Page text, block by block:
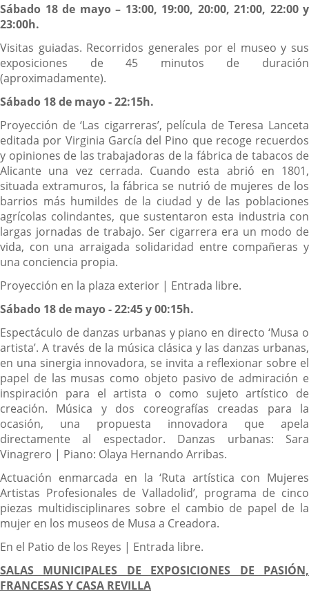
Sábado 18 de mayo – 13:00, 19:00, 20:00, 21:00, 22:00 y
23:00h.
Visitas guiadas. Recorridos generales por el museo y sus
exposiciones de 45 minutos de duración
(aproximadamente).
Sábado 18 de mayo - 22:15h.
Proyección de ‘Las cigarreras’, película de Teresa Lanceta
editada por Virginia García del Pino que recoge recuerdos
y opiniones de las trabajadoras de la fábrica de tabacos de
Alicante una vez cerrada. Cuando esta abrió en 1801,
situada extramuros, la fábrica se nutrió de mujeres de los
barrios más humildes de la ciudad y de las poblaciones
agrícolas colindantes, que sustentaron esta industria con
largas jornadas de trabajo. Ser cigarrera era un modo de
vida, con una arraigada solidaridad entre compañeras y
una conciencia propia.
Proyección en la plaza exterior | Entrada libre.
Sábado 18 de mayo - 22:45 y 00:15h.
Espectáculo de danzas urbanas y piano en directo ‘Musa o
artista’. A través de la música clásica y las danzas urbanas,
en una sinergia innovadora, se invita a reflexionar sobre el
papel de las musas como objeto pasivo de admiración e
inspiración para el artista o como sujeto artístico de
creación. Música y dos coreografías creadas para la
ocasión, una propuesta innovadora que apela
directamente al espectador. Danzas urbanas: Sara
Vinagrero | Piano: Olaya Hernando Arribas.
Actuación enmarcada en la ‘Ruta artística con Mujeres
Artistas Profesionales de Valladolid’, programa de cinco
piezas multidisciplinares sobre el cambio de papel de la
mujer en los museos de Musa a Creadora.
En el Patio de los Reyes | Entrada libre.
SALAS MUNICIPALES DE EXPOSICIONES DE PASIÓN,
FRANCESAS Y CASA REVILLA